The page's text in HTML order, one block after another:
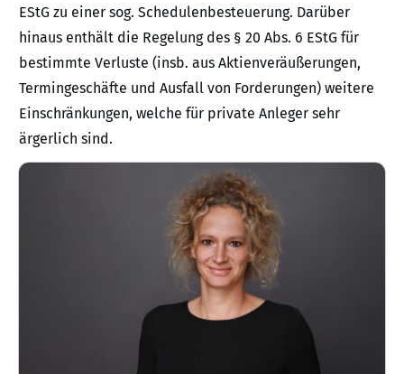
EStG zu einer sog. Schedulenbesteuerung. Darüber
hinaus enthält die Regelung des § 20 Abs. 6 EStG für
bestimmte Verluste (insb. aus Aktienveräußerungen,
Termingeschäfte und Ausfall von Forderungen) weitere
Einschränkungen, welche für private Anleger sehr
ärgerlich sind.